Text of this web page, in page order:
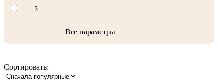
3
Все параметры
Сортировать: